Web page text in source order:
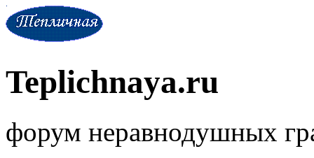
Teplichnaya.ru
форум неравнодушных